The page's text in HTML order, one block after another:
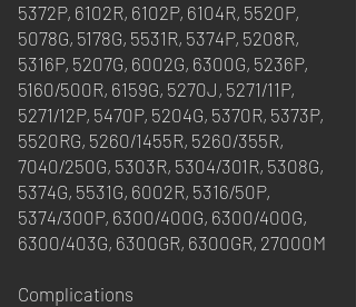
5372P, 6102R, 6102P, 6104R, 5520P,
5078G, 5178G, 5531R, 5374P, 5208R,
5316P, 5207G, 6002G, 6300G, 5236P,
5160/500R, 6159G, 5270J, 5271/11P,
5271/12P, 5470P, 5204G, 5370R, 5373P,
5520RG, 5260/1455R, 5260/355R,
7040/250G, 5303R, 5304/301R, 5308G,
5374G, 5531G, 6002R, 5316/50P,
5374/300P, 6300/400G, 6300/400G,
6300/403G, 6300GR, 6300GR, 27000M
Complications